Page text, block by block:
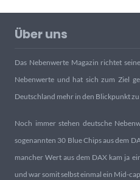
Über uns
Das Nebenwerte Magazin richtet
Nebenwerte und hat sich zum Ziel
Deutschland mehr in den Blickpunkt
Noch immer stehen deutsche
sogenannten 30 Blue Chips aus dem
mancher Wert aus dem DAX kam ja
und war somit selbst einmal ein Mid-